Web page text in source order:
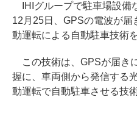
IHIグループで駐車場設備
12月25日、GPSの電波が届
動運転による自動駐車技術
この技術は、GPSが届き
握に、車両側から発信する
動運転で自動駐車させる技